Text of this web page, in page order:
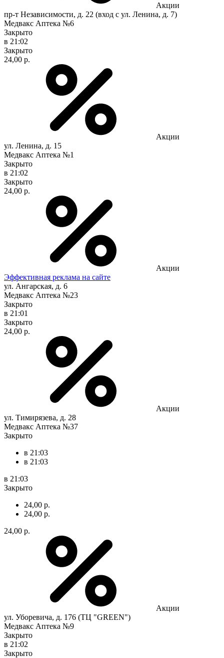
Акции
пр-т Независимости, д. 22 (вход с ул. Ленина, д. 7)
Медвакс Аптека №6
Закрыто
в 21:02
Закрыто
24,00 р.
Акции
ул. Ленина, д. 15
Медвакс Аптека №1
Закрыто
в 21:02
Закрыто
24,00 р.
Акции
Эффективная реклама на сайте
ул. Ангарская, д. 6
Медвакс Аптека №23
Закрыто
в 21:01
Закрыто
24,00 р.
Акции
ул. Тимирязева, д. 28
Медвакс Аптека №37
Закрыто
в 21:03
в 21:03
в 21:03
Закрыто
24,00 р.
24,00 р.
24,00 р.
Акции
ул. Уборевича, д. 176 (ТЦ "GREEN")
Медвакс Аптека №9
Закрыто
в 21:02
Закрыто